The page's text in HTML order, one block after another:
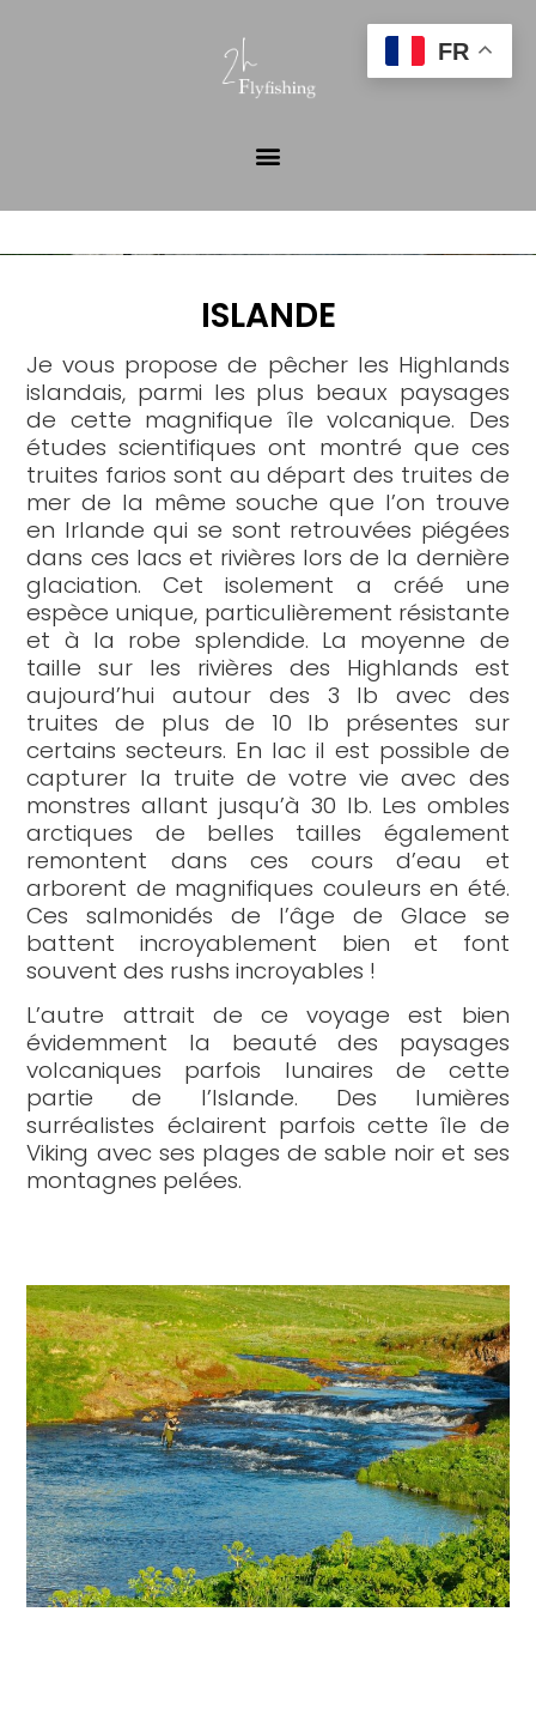
ISLANDE
Je vous propose de pêcher les Highlands
islandais, parmi les plus beaux paysages
de cette magnifique île volcanique. Des
études scientifiques ont montré que ces
truites farios sont au départ des truites de
mer de la même souche que l’on trouve
en Irlande qui se sont retrouvées piégées
dans ces lacs et rivières lors de la dernière
glaciation. Cet isolement a créé une
espèce unique, particulièrement résistante
et à la robe splendide. La moyenne de
taille sur les rivières des Highlands est
aujourd’hui autour des 3 lb avec des
truites de plus de 10 lb présentes sur
certains secteurs. En lac il est possible de
capturer la truite de votre vie avec des
monstres allant jusqu’à 30 lb. Les ombles
arctiques de belles tailles également
remontent dans ces cours d’eau et
arborent de magnifiques couleurs en été.
Ces salmonidés de l’âge de Glace se
battent incroyablement bien et font
souvent des rushs incroyables !
L’autre attrait de ce voyage est bien
évidemment la beauté des paysages
volcaniques parfois lunaires de cette
partie de l’Islande. Des lumières
surréalistes éclairent parfois cette île de
Viking avec ses plages de sable noir et ses
montagnes pelées.
FR